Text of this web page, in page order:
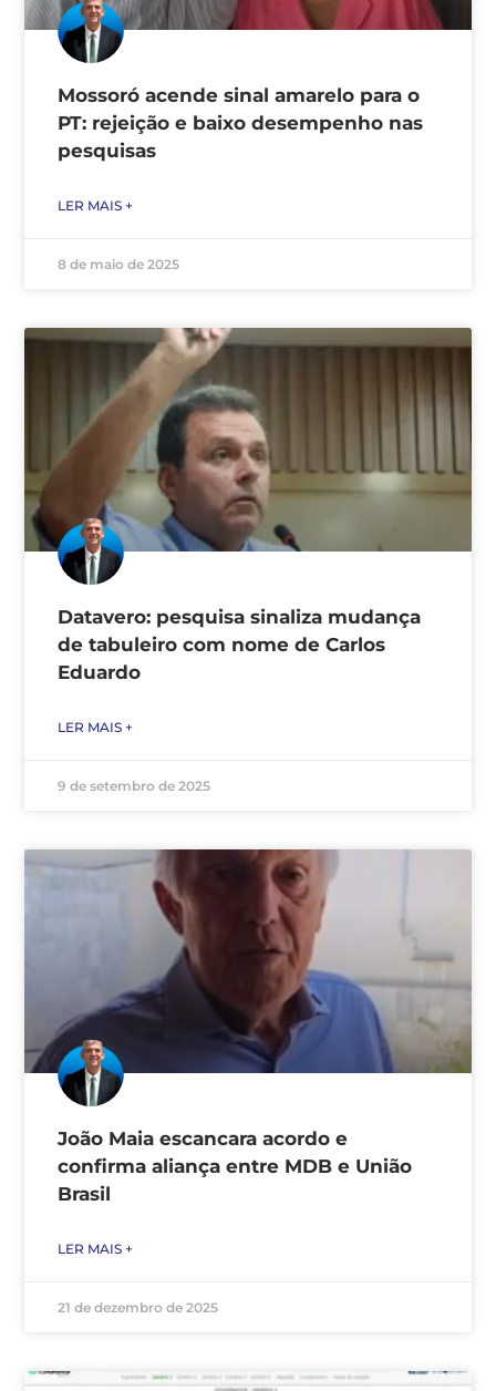
Mossoró acende sinal amarelo para o
PT: rejeição e baixo desempenho nas
pesquisas
LER MAIS +
8 de maio de 2025
Datavero: pesquisa sinaliza mudança
de tabuleiro com nome de Carlos
Eduardo
LER MAIS +
9 de setembro de 2025
João Maia escancara acordo e
confirma aliança entre MDB e União
Brasil
LER MAIS +
21 de dezembro de 2025